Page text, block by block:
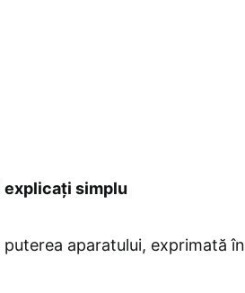
explicați simplu
aparatului, exprimată în